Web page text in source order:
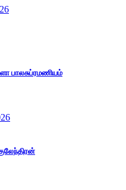
பாலசுப்ரமணியம்